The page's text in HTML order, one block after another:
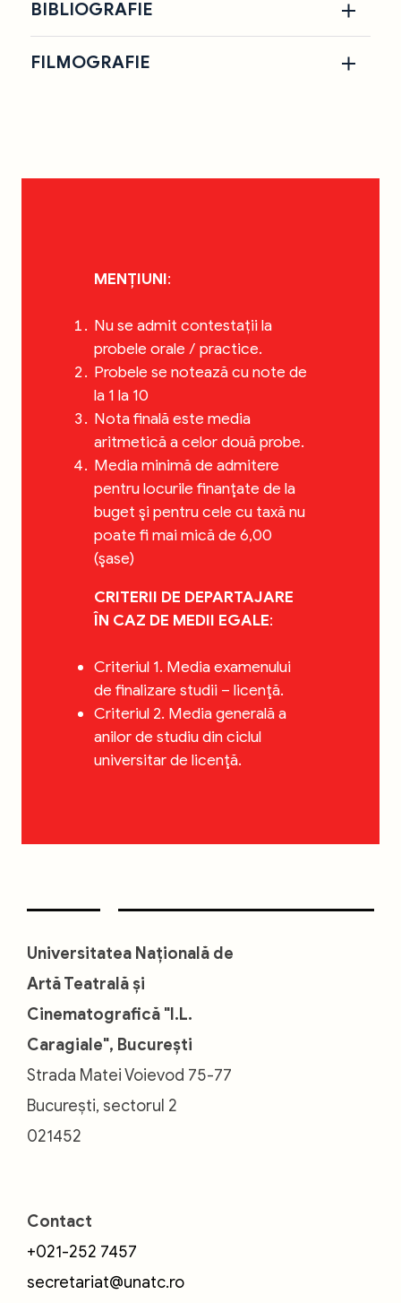
BIBLIOGRAFIE
FILMOGRAFIE
MENȚIUNI:
Nu se admit contestații la
probele orale / practice.
Probele se notează cu note de
la 1 la 10
Nota finală este media
aritmetică a celor două probe.
Media minimă de admitere
pentru locurile finanţate de la
buget şi pentru cele cu taxă nu
poate fi mai mică de 6,00
(şase)
CRITERII DE DEPARTAJARE
ÎN CAZ DE MEDII EGALE:
Criteriul 1. Media examenului
de finalizare studii – licenţă.
Criteriul 2. Media generală a
anilor de studiu din ciclul
universitar de licenţă.
Universitatea Națională de
Artă Teatrală și
Cinematografică "I.L.
Caragiale", București
Strada Matei Voievod 75-77
București, sectorul 2
021452
Contact
+021-252 7457
secretariat@unatc.ro